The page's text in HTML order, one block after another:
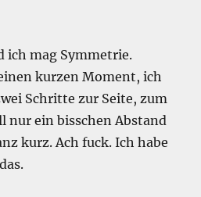
ich mag Symmetrie.
kurzen Moment, ich
Schritte zur Seite, zum
nur ein bisschen Abstand
kurz. Ach fuck. Ich habe